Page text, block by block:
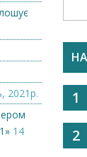
2021р.
14
1
2